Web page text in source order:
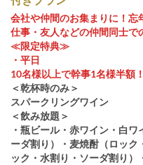
会社や仲間のお集まりに！忘
仕事・友人などの仲間同士で
≪限定特典≫
・平日
10名様以上で幹事1名様半額！
＜乾杯時のみ＞
スパークリングワイン
＜飲み放題＞
・瓶ビール・赤ワイン・白
ーダ割り）・麦焼酎（ロック
ック・水割り・ソーダ割り